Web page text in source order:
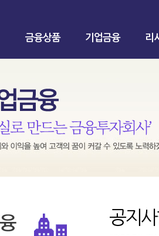
금융상품 기업금융 리
공지